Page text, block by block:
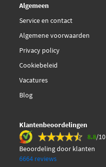
Algemeen
Service en contact
Algemene voorwaarden
Privacy policy
Cookiebeleid
Vacatures
Blog
Klantenbeoordelingen
8.8/10
Beoordeling door klanten
6664 reviews